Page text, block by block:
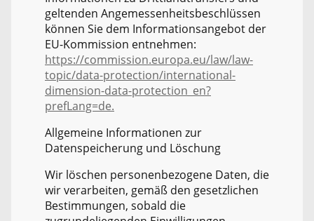
geltenden Angemessenheitsbeschlüssen
können Sie dem Informationsangebot der
EU-Kommission entnehmen:
https://commission.europa.eu/law/law-
topic/data-protection/international-
dimension-data-protection_en?
prefLang=de.
Allgemeine Informationen zur
Datenspeicherung und Löschung
Wir löschen personenbezogene Daten, die
wir verarbeiten, gemäß den gesetzlichen
Bestimmungen, sobald die